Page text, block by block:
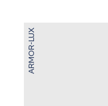
ARMOR-LUX